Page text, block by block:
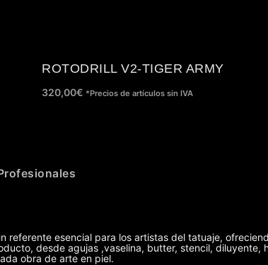
ROTODRILL V2-TIGER ARMY
320,00€ *Precios de artículos sin IVA
referente esencial para los artistas del tatuaje,
desde agujas ,vaselina, butter, stencil,
obra de arte en piel.